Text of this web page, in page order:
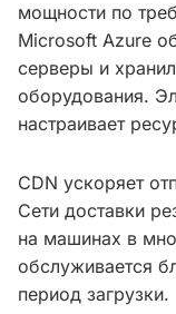
мощности по
Microsoft Azure
серверы и
оборудования.
настраивает
CDN ускоряет
Сети доставки
на машинах в
обслуживается
период загрузки.